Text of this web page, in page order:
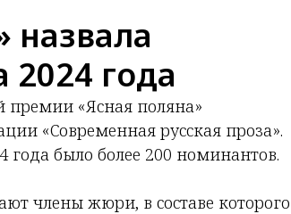
назвала
2024 года
премии «Ясная поляна»
«Современная русская проза».
года было более 200 номинантов.
члены жюри, в составе которого